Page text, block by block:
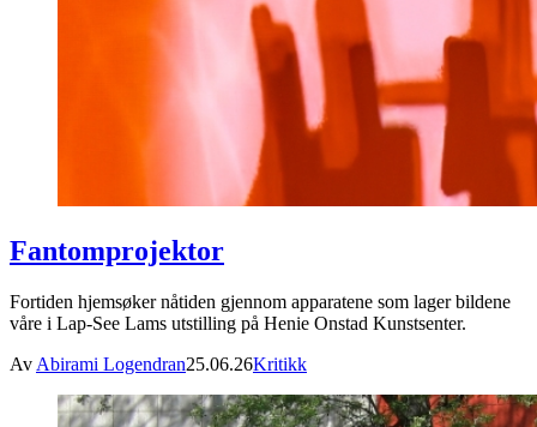
Fantomprojektor
Fortiden hjemsøker nåtiden gjennom apparatene som lager bildene
våre i Lap-See Lams utstilling på Henie Onstad Kunstsenter.
Av Abirami Logendran25.06.26Kritikk